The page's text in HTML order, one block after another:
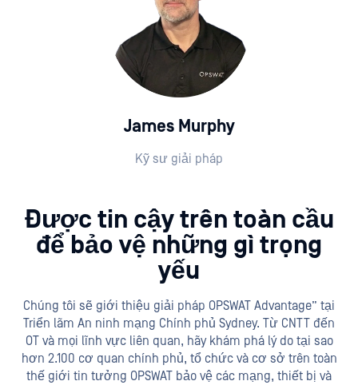
James Murphy
Kỹ sư giải pháp
Được tin cậy trên toàn cầu
để bảo vệ những gì trọng
yếu
Chúng tôi sẽ giới thiệu giải pháp OPSWAT Advantage” tại
Triển lãm An ninh mạng Chính phủ Sydney. Từ CNTT đến
OT và mọi lĩnh vực liên quan, hãy khám phá lý do tại sao
hơn 2.100 cơ quan chính phủ, tổ chức và cơ sở trên toàn
thế giới tin tưởng OPSWAT bảo vệ các mạng, thiết bị và